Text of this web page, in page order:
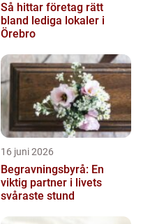
Så hittar företag rätt
bland lediga lokaler i
Örebro
16 juni 2026
Begravningsbyrå: En
viktig partner i livets
svåraste stund